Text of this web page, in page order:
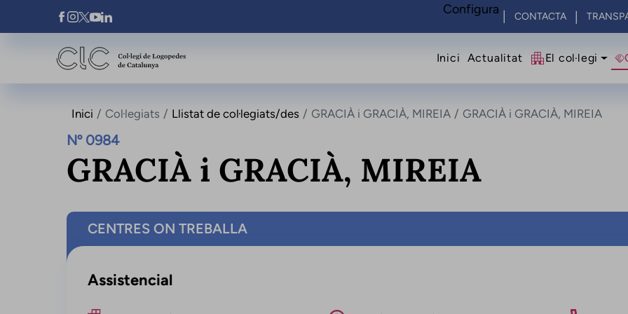
Vés al contingut
Xarxes Socials CONTACTA
Navegació
Inici Actualitat El col·legi
Inici Col·legiats Llistat de col·legiats/des GRACIÀ i GRACIÀ, MIREIA GRACIÀ i GRACIÀ, MIREIA
Nº 0984
GRACIÀ i GRACIÀ, MIREIA
CENTRES ON TREBALLA
Assistencial
Configura